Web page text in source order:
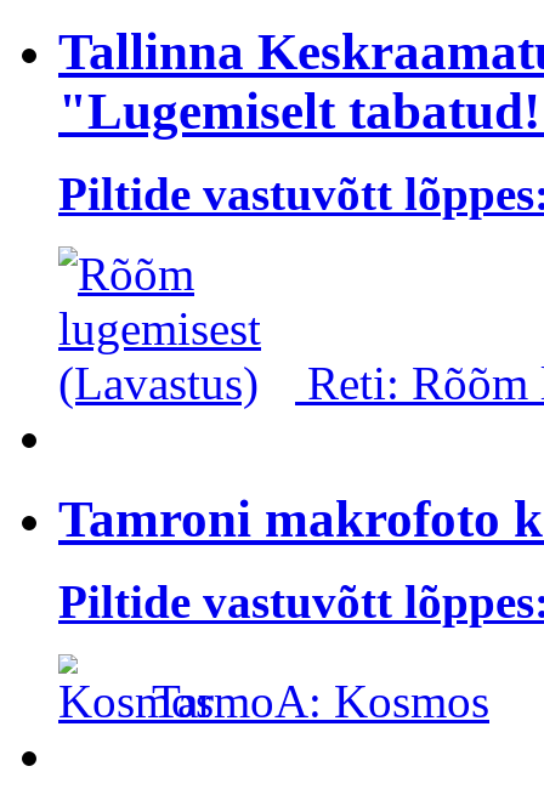
Tallinna
"Lugemiselt
Piltide vastuvõtt
Reti: Rõõm
Tamroni makrofoto
Piltide vastuvõtt
TarmoA: Kosmos